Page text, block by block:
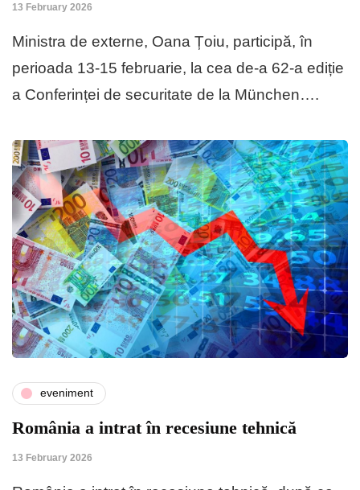
13 February 2026
Ministra de externe, Oana Țoiu, participă, în
perioada 13-15 februarie, la cea de-a 62-a ediție
a Conferinței de securitate de la München….
eveniment
România a intrat în recesiune tehnică
13 February 2026